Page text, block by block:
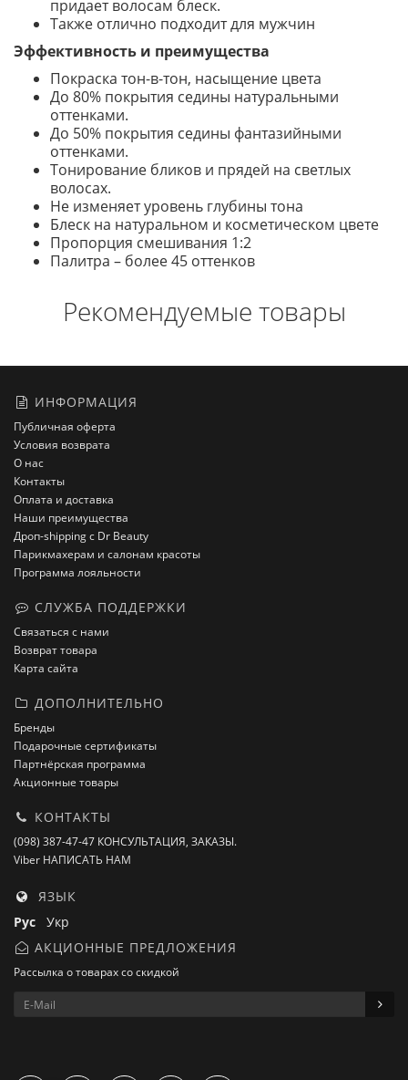
придает волосам блеск.
Также отлично подходит для мужчин
Эффективность и преимущества
Покраска тон-в-тон, насыщение цвета
До 80% покрытия седины натуральными
оттенками.
До 50% покрытия седины фантазийными
оттенками.
Тонирование бликов и прядей на светлых
волосах.
Не изменяет уровень глубины тона
Блеск на натуральном и косметическом цвете
Пропорция смешивания 1:2
Палитра – более 45 оттенков
Рекомендуемые товары
ИНФОРМАЦИЯ
Публичная оферта
Условия возврата
О нас
Контакты
Оплата и доставка
Наши преимущества
Дроп-shipping с Dr Beauty
Парикмахерам и салонам красоты
Программа лояльности
СЛУЖБА ПОДДЕРЖКИ
Связаться с нами
Возврат товара
Карта сайта
ДОПОЛНИТЕЛЬНО
Бренды
Подарочные сертификаты
Партнёрская программа
Акционные товары
КОНТАКТЫ
(098) 387-47-47 КОНСУЛЬТАЦИЯ, ЗАКАЗЫ.
Viber НАПИСАТЬ НАМ
ЯЗЫК
Рус Укр
АКЦИОННЫЕ ПРЕДЛОЖЕНИЯ
Рассылка о товарах со скидкой